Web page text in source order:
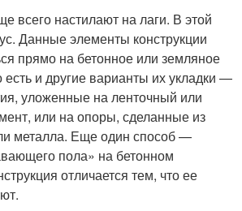
всего настилают на лаги. В этой
Данные элементы конструкции
прямо на бетонное или земляное
и другие варианты их укладки —
уложенные на ленточный или
или на опоры, сделанные из
металла. Еще один способ —
пола» на бетонном
отличается тем, что ее